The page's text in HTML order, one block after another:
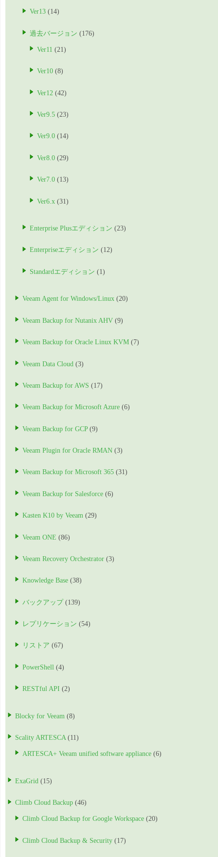
Ver13 (14)
過去バージョン (176)
Ver11 (21)
Ver10 (8)
Ver12 (42)
Ver9.5 (23)
Ver9.0 (14)
Ver8.0 (29)
Ver7.0 (13)
Ver6.x (31)
Enterprise Plusエディション (23)
Enterpriseエディション (12)
Standardエディション (1)
Veeam Agent for Windows/Linux (20)
Veeam Backup for Nutanix AHV (9)
Veeam Backup for Oracle Linux KVM (7)
Veeam Data Cloud (3)
Veeam Backup for AWS (17)
Veeam Backup for Microsoft Azure (6)
Veeam Backup for GCP(9)
Veeam Plugin for Oracle RMAN (3)
Veeam Backup for Microsoft 365 (31)
Veeam Backup for Salesforce (6)
Kasten K10 by Veeam (29)
Veeam ONE (86)
Veeam Recovery Orchestrator (3)
Knowledge Base (38)
バックアップ(139)
レプリケーション (54)
リストア (67)
PowerShell (4)
RESTful API (2)
Blocky for Veeam (8)
Scality ARTESCA(11)
ARTESCA+ Veeam unified software appliance (6)
ExaGrid (15)
Climb Cloud Backup (46)
Climb Cloud Backup for Google Workspace (20)
Climb Cloud Backup & Security (17)